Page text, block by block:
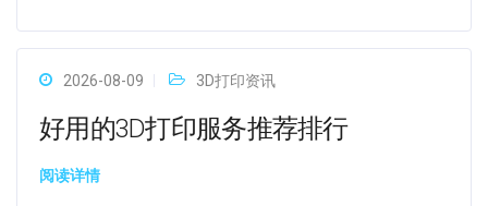
2026-08-09 3D打印资讯
好用的3D打印服务推荐排行
阅读详情